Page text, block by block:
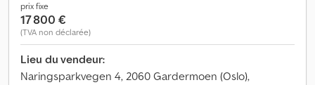
prix fixe
17 800 €
(TVA non déclarée)
Lieu du vendeur:
Naringsparkvegen 4, 2060 Gardermoen (Oslo),